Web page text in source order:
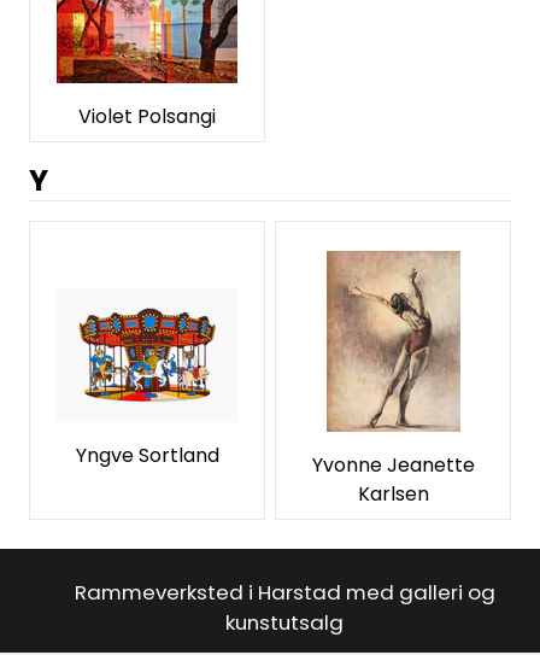
Violet Polsangi
Y
Yngve Sortland
Yvonne Jeanette
Karlsen
Rammeverksted i Harstad med galleri og
kunstutsalg